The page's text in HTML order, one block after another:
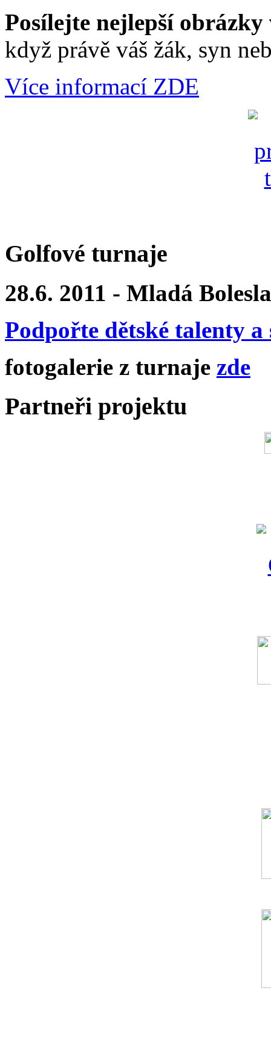
Posílejte nejlepší obrázky
když právě váš žák, syn
Více informací ZDE
Golfové turnaje
28.6. 2011 - Mladá
Podpořte dětské talenty
fotogalerie z turnaje zde
Partneři projektu